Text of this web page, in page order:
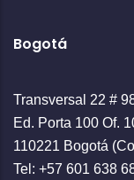
Bogotá
Transversal 22 #
Ed. Porta 100 Of.
110221 Bogotá
Tel: +57 601 638